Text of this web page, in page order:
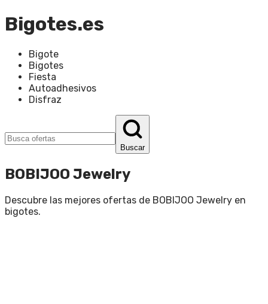
Bigotes.es
Bigote
Bigotes
Fiesta
Autoadhesivos
Disfraz
Buscar
BOBIJOO Jewelry
Descubre las mejores ofertas de BOBIJOO Jewelry en
bigotes.